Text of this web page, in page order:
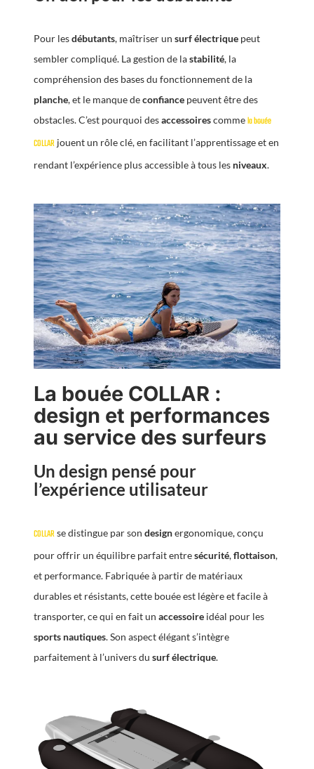
Pour lesdébutants, maîtriser un surf électrique peut
sembler compliqué. La gestion de lastabilité, la
compréhension des bases du fonctionnement de la
planche, et le manque deconfiance peuvent être des
obstacles. C’est pourquoi desaccessoirescommela bouée
COLLAR jouent un rôle clé, en facilitant l’apprentissage et en
rendant l’expérience plus accessible à tous les niveaux.
La bouée COLLAR :
design et performances
au service des surfeurs
Un design pensé pour
l’expérience utilisateur
COLLARse distingue par son designergonomique, conçu
pour offrir un équilibre parfait entresécurité,flottaison,
et performance. Fabriquée à partir de matériaux
durables et résistants, cette bouée est légère et facile à
transporter, ce qui en fait un accessoire idéal pour les
sports nautiques. Son aspect élégant s’intègre
parfaitement à l’univers du surf électrique.